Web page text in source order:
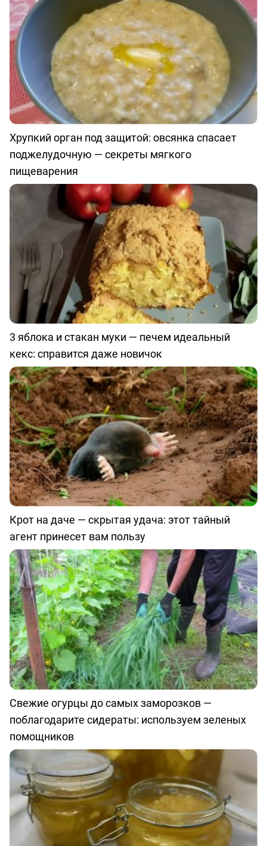
Хрупкий орган под защитой: овсянка спасает
поджелудочную — секреты мягкого
пищеварения
3 яблока и стакан муки — печем идеальный
кекс: справится даже новичок
Крот на даче — скрытая удача: этот тайный
агент принесет вам пользу
Свежие огурцы до самых заморозков —
поблагодарите сидераты: используем зеленых
помощников